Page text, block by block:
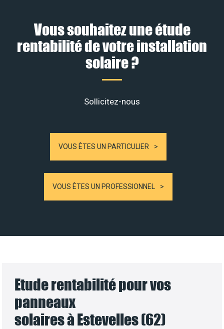
Vous souhaitez une étude
rentabilité de votre installation
solaire ?
Sollicitez-nous
VOUS ÊTES UN PARTICULIER
VOUS ÊTES UN PROFESSIONNEL
Etude rentabilité pour vos
panneaux
solaires à Estevelles (62)